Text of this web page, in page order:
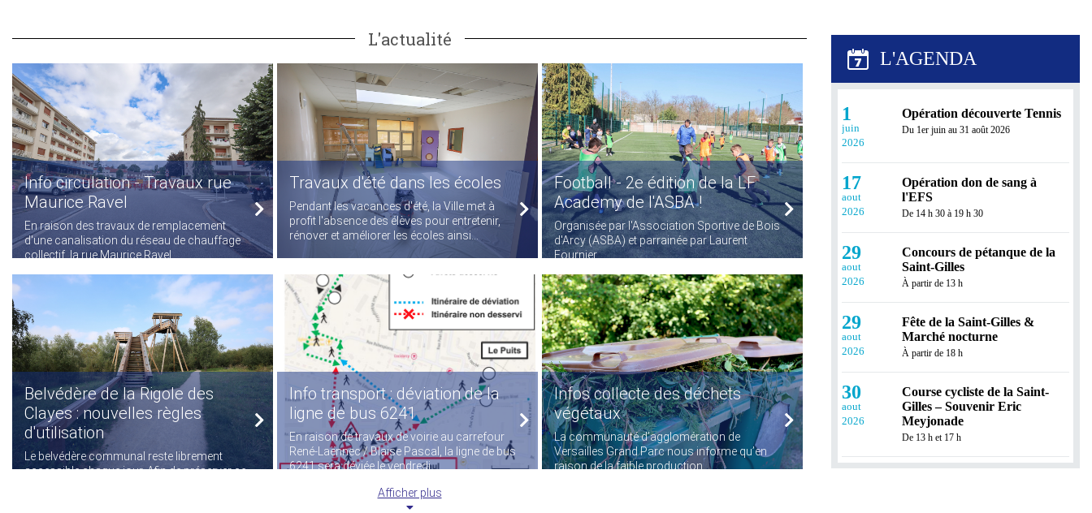
L'actualité
Info circulation - Travaux rue
Maurice Ravel
En raison des travaux de remplacement
d'une canalisation du réseau de chauffage
collectif, la rue Maurice Ravel...
Travaux d'été dans les écoles
Pendant les vacances d'été, la Ville met à
profit l'absence des élèves pour entretenir,
rénover et améliorer les écoles ainsi...
Football - 2e édition de la LF
Academy de l'ASBA !
Organisée par l'Association Sportive de Bois
d'Arcy (ASBA) et parrainée par Laurent
Fournier...
Belvédère de la Rigole des
Clayes : nouvelles règles
d'utilisation
Le belvédère communal reste librement
accessible chaque jour. Afin de préserver ce
Info transport : déviation de la
ligne de bus 6241
En raison de travaux de voirie au carrefour
René-Laënnec / Blaise Pascal, la ligne de bus
6241 sera déviée le vendredi...
Infos collecte des déchets
végétaux
La communauté d’agglomération de
Versailles Grand Parc nous informe qu’en
raison de la faible production...
Afficher plus
1
juin
2026
Opération découverte Tennis
Du 1er juin au 31 août 2026
17
aout
2026
Opération don de sang à
l'EFS
De 14 h 30 à 19 h 30
29
aout
2026
Concours de pétanque de la
Saint-Gilles
À partir de 13 h
29
aout
2026
Fête de la Saint-Gilles &
Marché nocturne
À partir de 18 h
30
aout
2026
Course cycliste de la Saint-
Gilles – Souvenir Eric
Meyjonade
De 13 h et 17 h